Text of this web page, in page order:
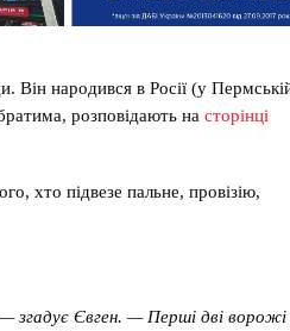
Він народився в Росії (у
розповідають на сторінці
хто підвезе пальне, провізію,
Євген. — Перші дві ворожі